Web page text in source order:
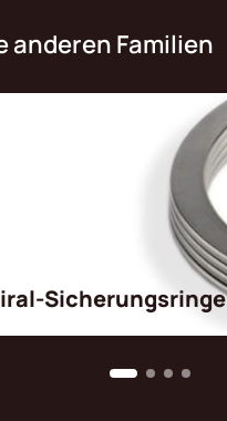
anderen Familien
Sicherungsringe